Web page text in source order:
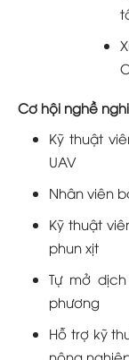
Cơ hội nghề
Kỹ thuật
UAV
Nhân viên
Kỹ thuật
phun xịt
Tự mở
phương
Hỗ trợ kỹ
nông